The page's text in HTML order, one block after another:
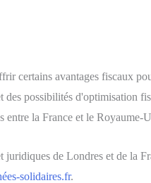
certains avantages fiscaux
des possibilités d'optimisation
entre la France et le
juridiques de Londres et de la
solidaires.fr.